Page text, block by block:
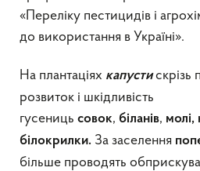
«Переліку пестицидів і
до використання в Україні».
На плантаціях капустискрізь
розвиток і шкідливість
гусениць совок, біланів, молі,
білокрилки. За заселення
більше проводять